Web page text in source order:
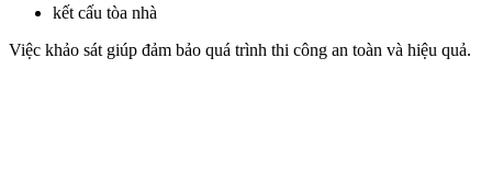
kết cấu tòa nhà
Việc khảo sát giúp đảm bảo quá trình thi công an toàn và hiệu quả.